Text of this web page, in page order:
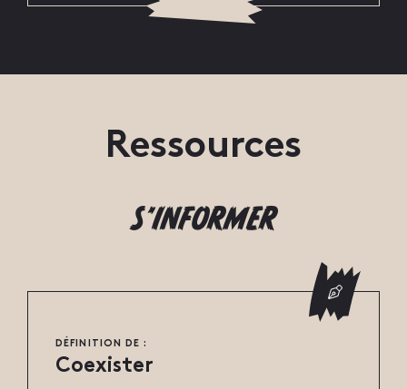
Ressources
S’INFORMER
DÉFINITION DE :
Coexister